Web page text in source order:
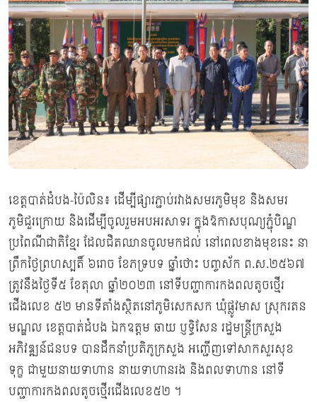
ខេត្តបាត់ដំបង-ប៉ៃលិន៖ ដើម្បីផ្សារភ្ជាប់រវាងសមរភូមិមុខ និងសមរ
ភូមិជួរក្រោយ និងដើម្បីចូលរួមអបអរសាទរ ក្នុងឱកាសបុណ្យភ្ជុំបិណ្ឌ
ប្រពៃណីជាតិខ្មែរ ដែលជិតឈានចូលមកដល់ នៅពេលខាងមុខនេះ នា
ព្រឹកថ្ងៃព្រហស្បតិ៍ ៦រោច ខែភទ្របទ ឆ្នាំថោះ បញ្ចស័ក ព.ស.២៥៦៧
ត្រូវនឹងថ្ងៃទី៥ ខែតុលា ឆ្នាំ២០២៣ នៅទីបញ្ជាការកងពលតូចថ្មើរ
ជើងលេខ ៥២ មានទីតាំងស្ថិតនៅភូមិសេកសក ឃុំផ្លូវមាស ស្រុករតន
មណ្ឌល ខេត្តបាត់ដំបង ឯកឧត្ដម ឆាយ ប្ញទ្ធិសែន រដ្ឋមន្រ្ដីក្រសួង
អភិវឌ្ឍន៍ជនបទ បានដឹកនាំប្រតិភូក្រសួង អញ្ជើញទៅសាកសួរសុខ
ទុក្ខ ជាមួយនាយទាហាន នាយទាហានរង និងពលទាហាន នៅទី
បញ្ជាការកងពលតូចថ្មើរជើងលេខ៥២ ។